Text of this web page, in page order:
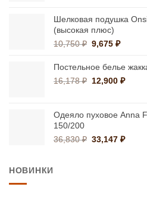
10,900 ₽.
Шелковая подушка
(высокая плюс)
10,750₽
составляла
10,750 ₽.
9,675₽
9,675
Постельное белье
16,178₽
16,178 ₽.
12,900₽
Одеяло пуховое Anna
150/200
36,830₽ 33,147₽
НОВИНКИ